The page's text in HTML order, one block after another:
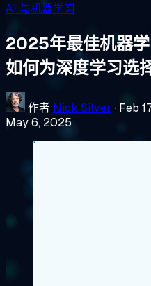
AI 与机器学习
2025年最佳机器
如何为深度学习选
作者 Nick Silver · Feb
May 6, 2025